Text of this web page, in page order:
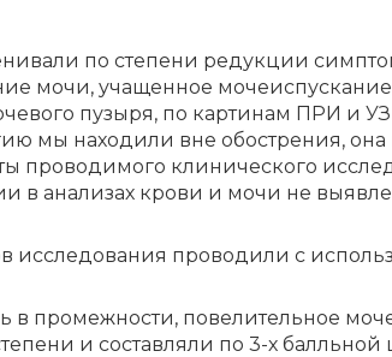
по сте­пе­ни ре­дук­ции
мо­чи, уча­щен­ное
пу­зы­ря, по кар­ти­нам ПРИ и
мы на­хо­ди­ли вне об­остре­ния,
про­во­ди­мо­го кли­ни­че­ско­го
в ана­ли­зах кро­ви и мо­чи не
ис­сле­до­ва­ния про­во­ди­ли с
в про­меж­но­сти, по­ве­ли­тель­ное
и со­став­ля­ли по 3-х балль­ной